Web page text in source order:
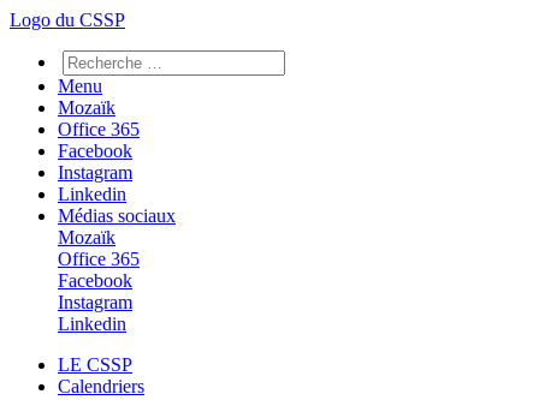
Logo du CSSP
Menu
Mozaïk
Office 365
Facebook
Instagram
Linkedin
Médias sociaux
Mozaïk
Office 365
Facebook
Instagram
Linkedin
LE CSSP
Calendriers